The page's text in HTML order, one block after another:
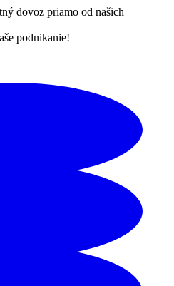
dovoz priamo od našich
podnikanie!